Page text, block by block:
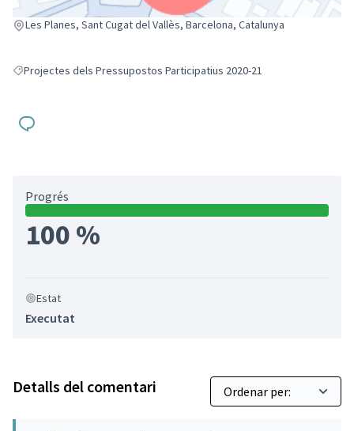
Les Planes, Sant Cugat del Vallès, Barcelona, Catalunya
(Enllaç extern)
Resultats en filtrar per: Projectes dels Pressupostos Participatius 2020-
Projectes dels Pressupostos Participatius 2020-21
Progrés
100 %
Estat
Executat
Detalls del comentari